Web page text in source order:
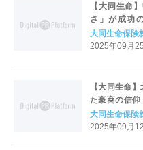
【大同生命
さ」が成功
≪「大同生命
大同生命保険
2025年09月
【大同生命
た豪商の信
月13日（火）
寺の深い関わ
大同生命保険
2025年09月